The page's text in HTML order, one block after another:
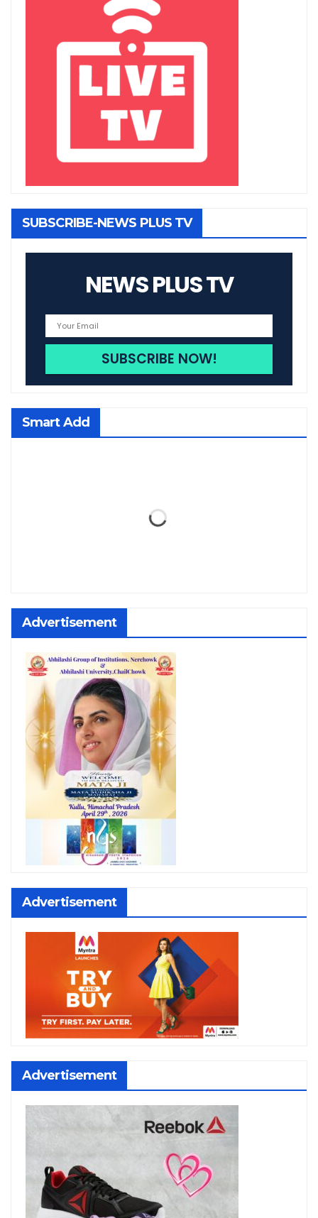
SUBSCRIBE-NEWS PLUS TV
NEWS PLUS TV
Smart Add
Advertisement
Advertisement
Advertisement